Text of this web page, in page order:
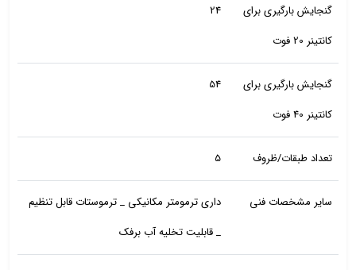
گنجایش بارگیری برای
کانتینر 20 فوت
24
گنجایش بارگیری برای
کانتینر 40 فوت
54
تعداد طبقات/ظروف 5
سایر مشخصات فنی
داری ترمومتر مکانیکی _ ترموستات قابل تنظیم
_ قابلیت تخلیه آب برفک